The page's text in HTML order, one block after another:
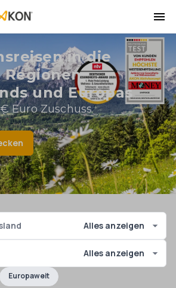
in die
Regionen
und Europas
Euro Zuschuss
Alles anzeigen
Alles anzeigen
Europaweit